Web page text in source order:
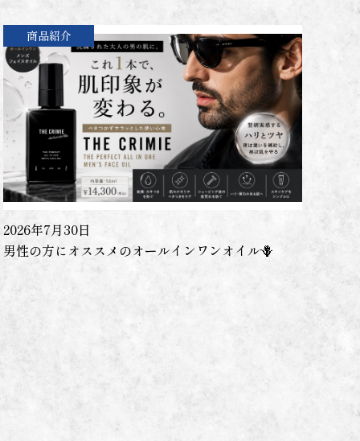
商品紹介
2026年7月30日
男性の方にオススメのオールインワンオイル🪻